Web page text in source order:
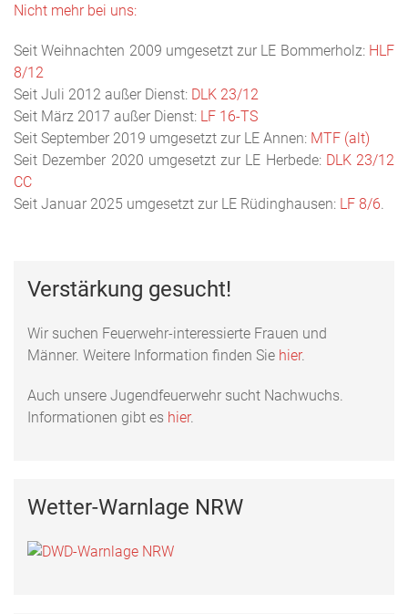
Nicht mehr bei uns:
Seit Weihnachten 2009 umgesetzt zur LE Bommerholz: HLF
8/12
Seit Juli 2012 außer Dienst: DLK 23/12
Seit März 2017 außer Dienst: LF 16-TS
Seit September 2019 umgesetzt zur LE Annen: MTF (alt)
Seit Dezember 2020 umgesetzt zur LE Herbede: DLK 23/12
CC
Seit Januar 2025 umgesetzt zur LE Rüdinghausen: LF 8/6
Verstärkung gesucht!
Wir suchen Feuerwehr-interessierte Frauen und
Männer. Weitere Information finden Sie hier.
Auch unsere Jugendfeuerwehr sucht Nachwuchs.
Informationen gibt es hier.
Wetter-Warnlage NRW